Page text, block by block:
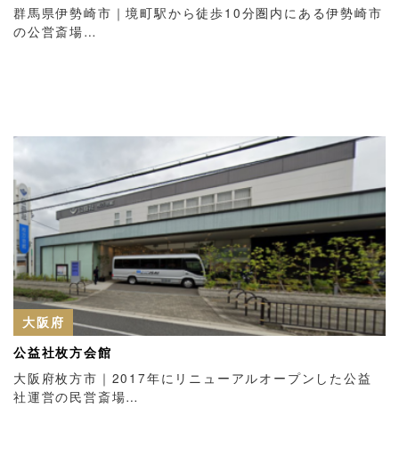
群馬県伊勢崎市｜境町駅から徒歩10分圏内にある伊勢崎市
の公営斎場…
大阪府
公益社枚方会館
大阪府枚方市｜2017年にリニューアルオープンした公益
社運営の民営斎場…